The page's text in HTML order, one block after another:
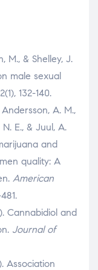
M., & Shelley, J.
male sexual
132-140.
A. M.,
E., & Juul, A.
and
quality: A
American
Cannabidiol and
Journal of
Association